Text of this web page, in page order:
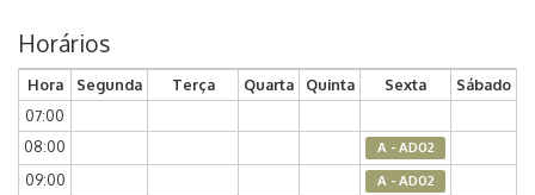
Horários
Hora Segunda Terça Quarta Quinta Sexta
Sábado
07:00
08:00
A - AD02
09:00 A - AD02